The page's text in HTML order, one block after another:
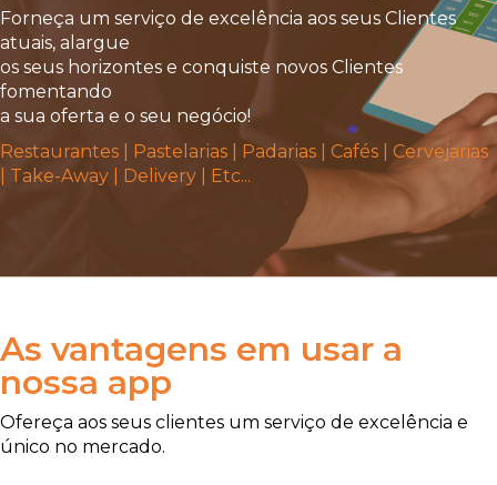
Forneça um serviço de excelência aos seus Clientes
atuais, alargue
os seus horizontes e conquiste novos Clientes
fomentando
a sua oferta e o seu negócio!
Restaurantes | Pastelarias | Padarias | Cafés | Cervejarias
| Take-Away | Delivery | Etc...
As vantagens em usar a
nossa app
Ofereça aos seus clientes um serviço de excelência e
único no mercado.